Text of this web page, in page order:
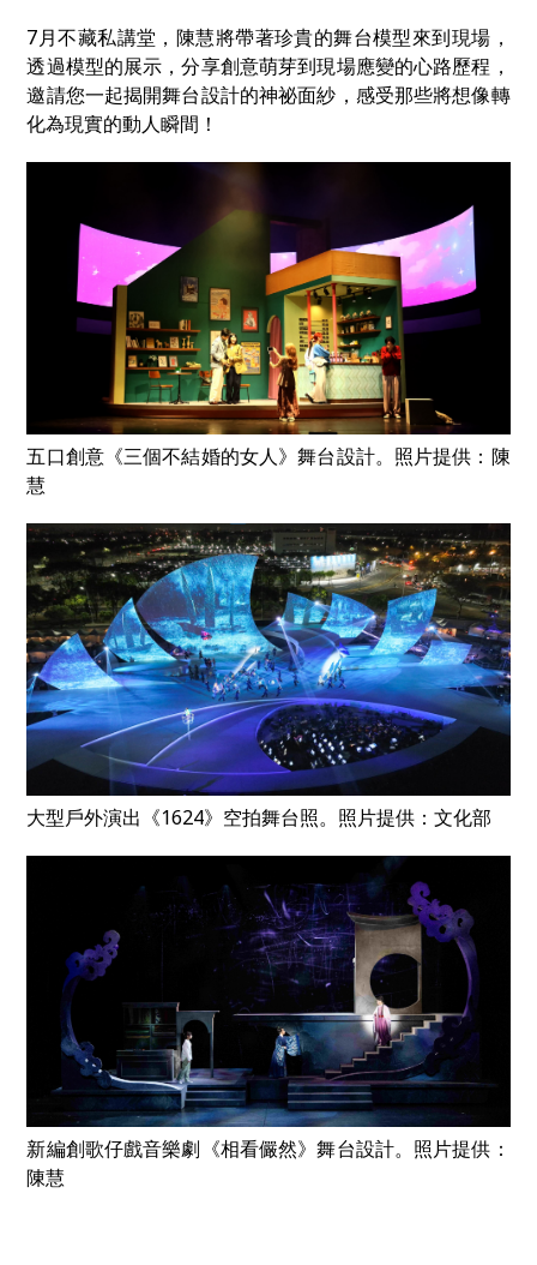
7月不藏私講堂，陳慧將帶著珍貴的舞台模型來到現場，
透過模型的展示，分享創意萌芽到現場應變的心路歷程，
邀請您一起揭開舞台設計的神祕面紗，感受那些將想像轉
化為現實的動人瞬間！
五口創意《三個不結婚的女人》舞台設計。照片提供：陳
慧
大型戶外演出《1624》空拍舞台照。照片提供：文化部
新編創歌仔戲音樂劇《相看儼然》舞台設計。照片提供：
陳慧